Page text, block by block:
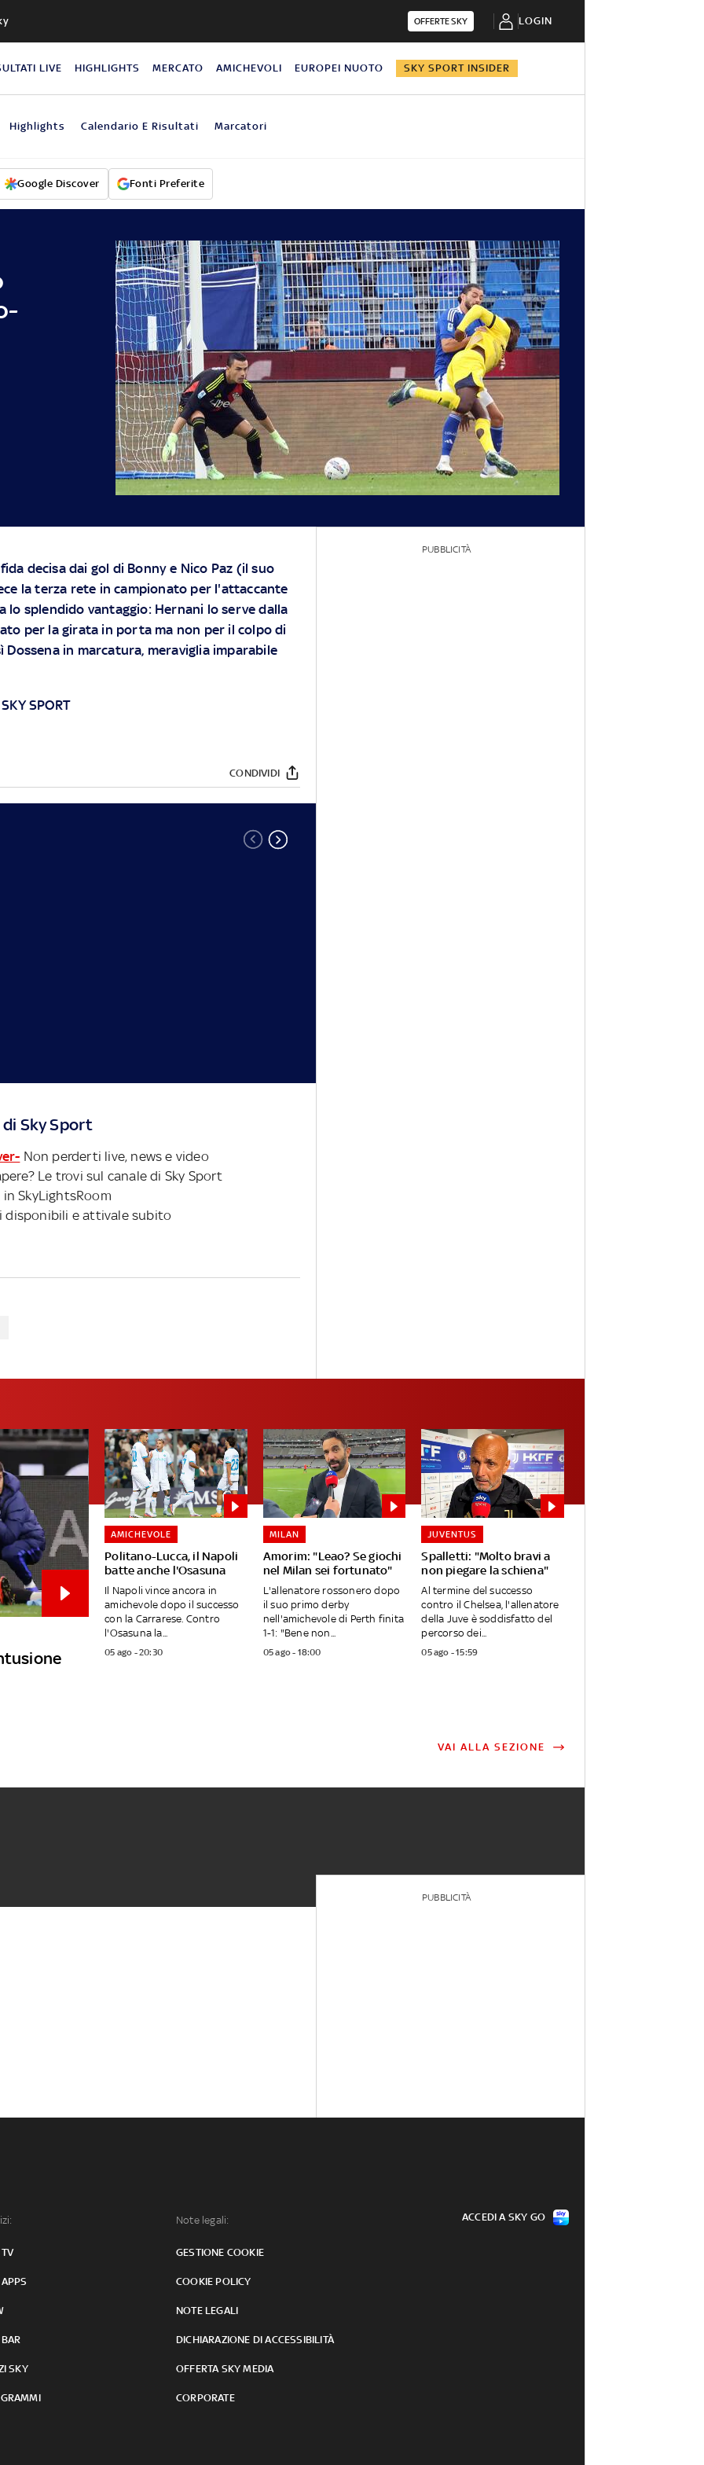
OFFERTE SKY LOGIN
LIVE HIGHLIGHTS MERCATO AMICHEVOLI EUROPEI NUOTO SKY SPORT INSIDER
Highlights Calendario E Risultati Marcatori
Google Discover Fonti Preferite
decisa dai gol di Bonny e Nico Paz (il suo
la terza rete in campionato per l'attaccante
lo splendido vantaggio: Hernani lo serve dalla
per la girata in porta ma non per il colpo di
in marcatura, meraviglia imparabile
SPORT
CONDIVIDI
Sky Sport
Non perderti live, news e video
Le trovi sul canale di Sky Sport
in SkyLightsRoom
disponibili e attivale subito
PUBBLICITÀ
Politano-Lucca, il Napoli
batte anche l'Osasuna
AMICHEVOLE
Il Napoli vince ancora in
amichevole dopo il successo
con la Carrarese. Contro
l'Osasuna la...
05 ago - 20:30
Amorim: "Leao? Se giochi
nel Milan sei fortunato"
MILAN
L'allenatore rossonero dopo
il suo primo derby
nell'amichevole di Perth finita
1-1: "Bene non...
05 ago - 18:00
Spalletti: "Molto bravi a
non piegare la schiena"
JUVENTUS
Al termine del successo
contro il Chelsea, l'allenatore
della Juve è soddisfatto del
percorso dei...
05 ago - 15:59
VAI ALLA SEZIONE
PUBBLICITÀ
SKY
Note legali:
GESTIONE COOKIE
COOKIE POLICY
NOTE LEGALI
DICHIARAZIONE DI ACCESSIBILITÀ
OFFERTA SKY MEDIA
CORPORATE
ACCEDI A SKY GO